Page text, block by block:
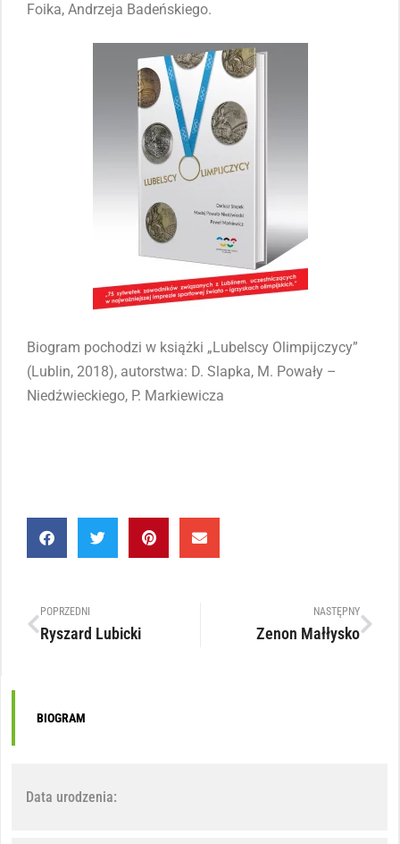
Foika, Andrzeja Badeńskiego.
Biogram pochodzi w książki „Lubelscy Olimpijczycy”
(Lublin, 2018), autorstwa: D. Slapka, M. Powały –
Niedźwieckiego, P. Markiewicza
POPRZEDNI
Ryszard Lubicki
NASTĘPNY
Zenon Małłysko
BIOGRAM
Data urodzenia: